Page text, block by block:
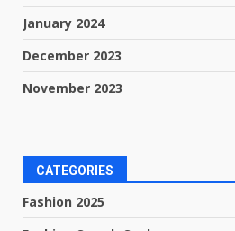
January 2024
December 2023
November 2023
CATEGORIES
Fashion 2025